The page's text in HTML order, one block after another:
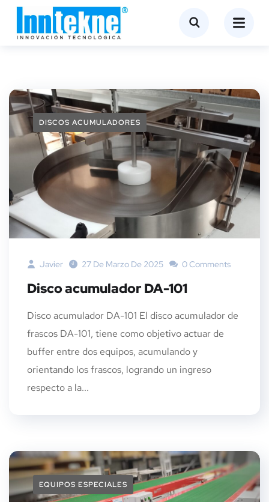
DISCOS ACUMULADORES
Javier 27 De Marzo De 2025 0 Comments
Disco acumulador DA-101
Disco acumulador DA-101 El disco acumulador de
frascos DA-101, tiene como objetivo actuar de
buffer entre dos equipos, acumulando y
orientando los frascos, logrando un ingreso
respecto a la...
EQUIPOS ESPECIALES